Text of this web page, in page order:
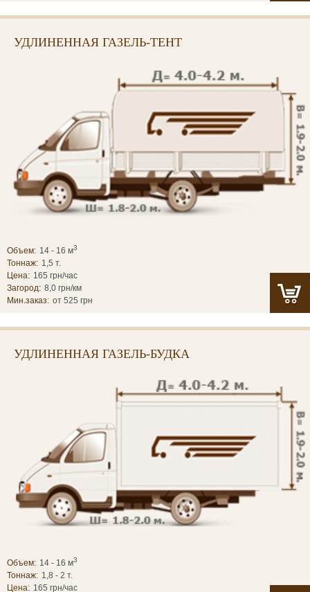
УДЛИНЕННАЯ ГАЗЕЛЬ-ТЕНТ
Объем: 14 - 16 м3
Тоннаж: 1,5 т.
Цена: 165 грн/час
Загород: 8,0 грн/км
Мин.заказ: от 525 грн
УДЛИНЕННАЯ ГАЗЕЛЬ-БУДКА
Объем: 14 - 16 м3
Тоннаж: 1,8 - 2 т.
Цена: 165 грн/час